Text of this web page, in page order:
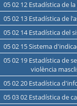
05 02 12 Estadística de
05 02 13 Estadística de
05 02 14 Estadística
05 02 15 Sistema
05 02 19 Estadística de serveis socials d'atenció a dones en situació de
violència
05 02 20 Estadística
05 03 02 Estadística de